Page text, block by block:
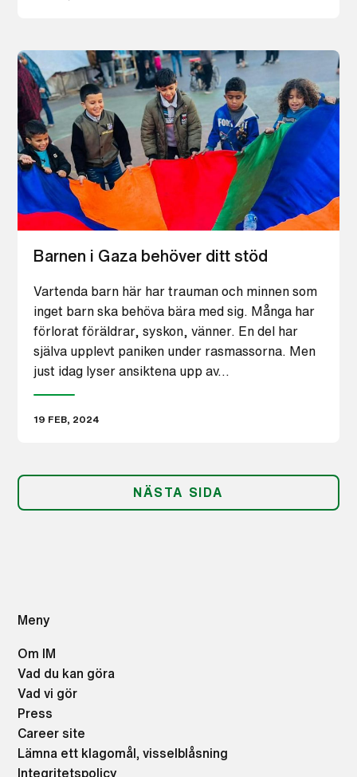
Barnen i Gaza behöver ditt stöd
Vartenda barn här har trauman och minnen som
inget barn ska behöva bära med sig. Många har
förlorat föräldrar, syskon, vänner. En del har
själva upplevt paniken under rasmassorna. Men
just idag lyser ansiktena upp av…
19 FEB, 2024
NÄSTA SIDA
Meny
Om IM
Vad du kan göra
Vad vi gör
Press
Career site
Lämna ett klagomål, visselblåsning
Integritetspolicy